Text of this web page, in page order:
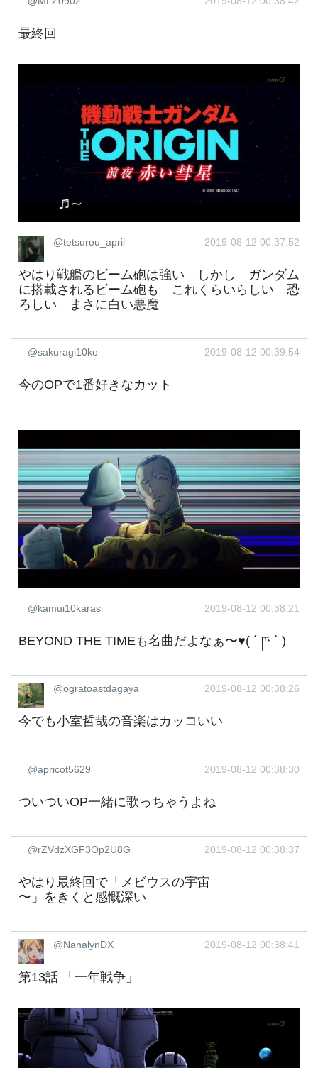
最終回
@tetsurou_april 2019-08-12 00:37:52
やはり戦艦のビーム砲は強い しかし ガンダム
に搭載されるビーム砲も これくらいらしい 恐
ろしい まさに白い悪魔
@sakuragi10ko 2019-08-12 00:39:54
今のOPで1番好きなカット
@kamui10karasi 2019-08-12 00:38:21
BEYOND THE TIMEも名曲だよなぁ〜♥( ´ ཫ ` )
@ogratoastdagaya 2019-08-12 00:38:26
今でも小室哲哉の音楽はカッコいい
@apricot5629 2019-08-12 00:38:30
ついついOP一緒に歌っちゃうよね
@rZVdzXGF3Op2U8G 2019-08-12 00:38:37
やはり最終回で「メビウスの宇宙
〜」をきくと感慨深い
@NanalynDX 2019-08-12 00:38:41
第13話 「一年戦争」